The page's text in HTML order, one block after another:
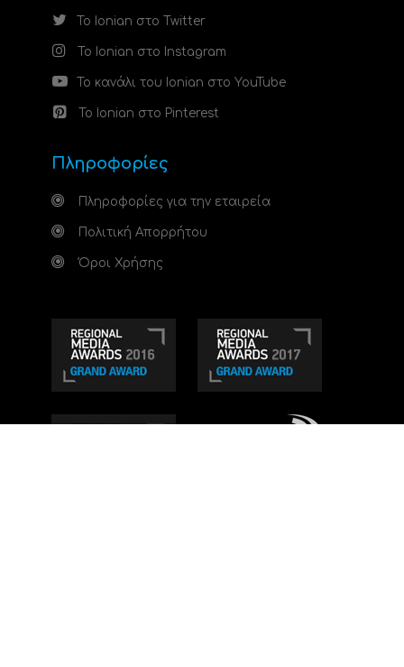
Το Ionian στο Twitter
Το Ionian στο Instagram
Το κανάλι του Ionian στο YouTube
Το Ionian στο Pinterest
Πληροφορίες
Πληροφορίες για την εταιρεία
Πολιτική Απορρήτου
Όροι Χρήσης